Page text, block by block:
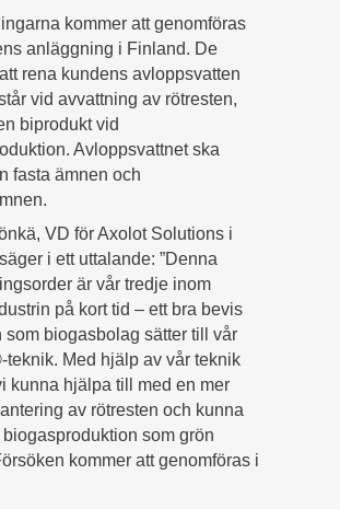
kommer att genomföras
anläggning i Finland. De
rena kundens avloppsvatten
vid avvattning av rötresten,
biprodukt vid
Avloppsvattnet ska
fasta ämnen och
VD för Axolot Solutions i
i ett uttalande: ”Denna
är vår tredje inom
på kort tid – ett bra bevis
som biogasbolag sätter till vår
teknik. Med hjälp av vår teknik
kunna hjälpa till med en mer
av rötresten och kunna
som grön
kommer att genomföras i